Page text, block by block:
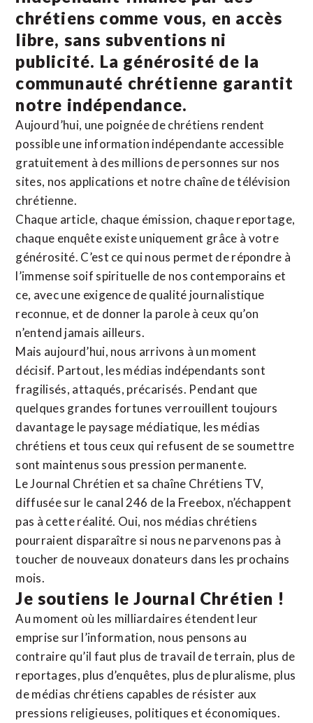
chrétiens comme vous, en accès
libre, sans subventions ni
publicité. La générosité de la
communauté chrétienne garantit
notre indépendance.
Aujourd’hui, une poignée de chrétiens rendent
possible une information indépendante accessible
gratuitement à des millions de personnes sur nos
sites, nos applications et notre chaîne de télévision
chrétienne.
Chaque article, chaque émission, chaque reportage,
chaque enquête existe uniquement grâce à votre
générosité. C’est ce qui nous permet de répondre à
l’immense soif spirituelle de nos contemporains et
ce, avec une exigence de qualité journalistique
reconnue, et de donner la parole à ceux qu’on
n’entend jamais ailleurs.
Mais aujourd’hui, nous arrivons à un moment
décisif. Partout, les médias indépendants sont
fragilisés, attaqués, précarisés. Pendant que
quelques grandes fortunes verrouillent toujours
davantage le paysage médiatique, les médias
chrétiens et tous ceux qui refusent de se soumettre
sont maintenus sous pression permanente.
Le Journal Chrétien et sa chaîne Chrétiens TV,
diffusée sur le canal 246 de la Freebox, n’échappent
pas à cette réalité. Oui, nos médias chrétiens
pourraient disparaître si nous ne parvenons pas à
toucher de nouveaux donateurs dans les prochains
mois.
Je soutiens le Journal Chrétien !
Au moment où les milliardaires étendent leur
emprise sur l’information, nous pensons au
contraire qu’il faut plus de travail de terrain, plus de
reportages, plus d’enquêtes, plus de pluralisme, plus
de médias chrétiens capables de résister aux
pressions religieuses, politiques et économiques.